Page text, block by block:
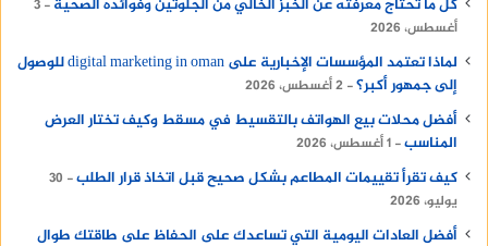
كل ما تحتاج معرفته عن الخبز الخالي من الجلوتين وفوائده الصحية
3
أغسطس، 2026
لماذا تعتمد المؤسسات الإخبارية على digital marketing in oman للوصول
إلى جمهور أكبر؟ 2 أغسطس، 2026
أفضل محلات بيع الهواتف بالتقسيط في مسقط وكيف تختار العرض
المناسب 1 أغسطس، 2026
كيف تقرأ تقييمات المطاعم بشكل صحيح قبل اتخاذ قرار الطلب
30
يوليو، 2026
أفضل العادات اليومية التي تساعدك على الحفاظ على طاقتك طوال